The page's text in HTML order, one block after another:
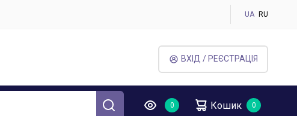
UA RU
ВХІД / РЕЄСТРАЦІЯ
Кошик